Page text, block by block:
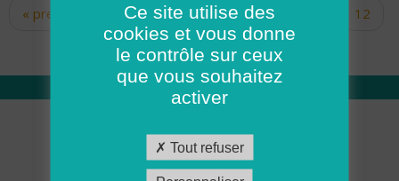
Pages
« premier ‹ précédent … 10
12
14 15 16 17
Qui sommes nous
Académie ADMR
Ce site utilise des
cookies et vous donne
le contrôle sur ceux
que vous souhaitez
activer
Tout refuser